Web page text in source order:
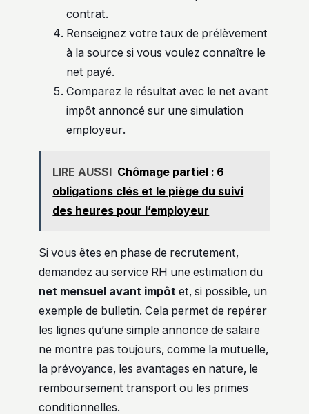
contrat.
Renseignez votre taux de prélèvement
à la source si vous voulez connaître le
net payé.
Comparez le résultat avec le net avant
impôt annoncé sur une simulation
employeur.
LIRE AUSSI Chômage partiel : 6
obligations clés et le piège du suivi
des heures pour l’employeur
Si vous êtes en phase de recrutement,
demandez au service RH une estimation du
net mensuel avant impôt et, si possible, un
exemple de bulletin. Cela permet de repérer
les lignes qu’une simple annonce de salaire
ne montre pas toujours, comme la mutuelle,
la prévoyance, les avantages en nature, le
remboursement transport ou les primes
conditionnelles.